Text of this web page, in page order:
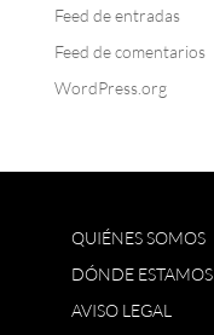
Feed de entradas
Feed de comentarios
WordPress.org
QUIÉNES SOMOS
DÓNDE ESTAMOS
AVISO LEGAL